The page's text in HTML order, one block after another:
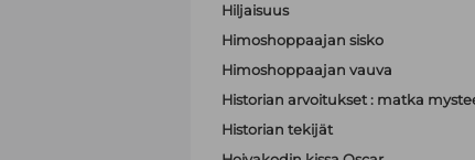
Hiljaisuus
Himoshoppaajan sisko
Himoshoppaajan vauva
Historian arvoitukset : matka
Historian tekijät